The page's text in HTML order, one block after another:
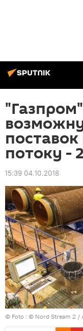
потоку -
15:39 04.10.2018
© Foto : © Nord Stream 2 /